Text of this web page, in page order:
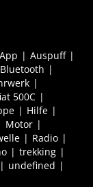
App
Auspuff
Bluetooth
500C
Hilfe
Motor
Radio
trekking
undefined